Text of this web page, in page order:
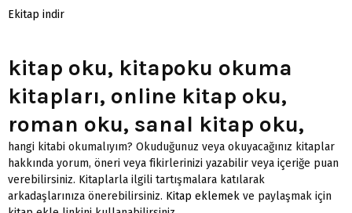
Ekitap indir
kitap oku, kitapoku okuma
kitapları, online kitap oku,
roman oku, sanal kitap oku,
hangi kitabi okumalıyım? Okuduğunuz veya okuyacağınız kitaplar
hakkında yorum, öneri veya fikirlerinizi yazabilir veya içeriğe puan
verebilirsiniz. Kitaplarla ilgili tartışmalara katılarak
arkadaşlarınıza önerebilirsiniz. Kitap eklemek ve paylaşmak için